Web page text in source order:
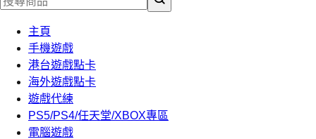
主頁
手機遊戲
港台遊戲點卡
海外遊戲點卡
遊戲代練
PS5/PS4/任天堂/XBOX專區
電腦遊戲